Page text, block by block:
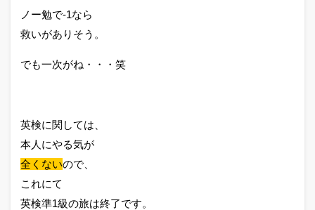
ノー勉で-1なら
救いがありそう。
でも一次がね・・・笑
英検に関しては、
本人にやる気が
全くないので、
これにて
英検準1級の旅は終了です。